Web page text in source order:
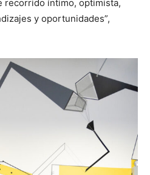
recorrido íntimo, optimista,
y oportunidades”,